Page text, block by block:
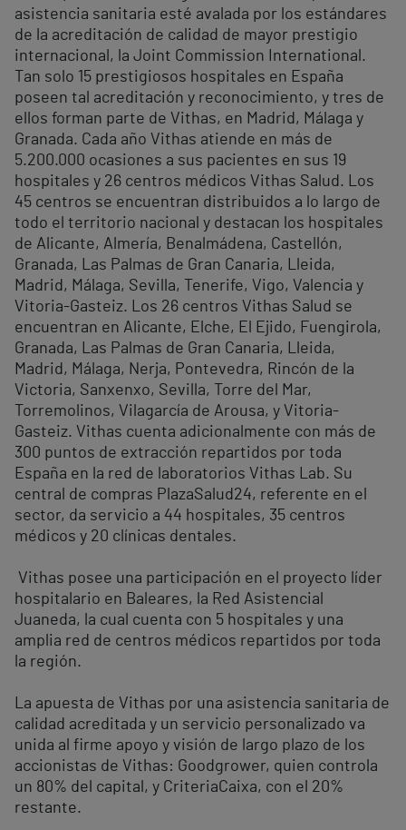
asistencia sanitaria esté avalada por los estándares
de la acreditación de calidad de mayor prestigio
internacional, la Joint Commission International.
Tan solo 15 prestigiosos hospitales en España
poseen tal acreditación y reconocimiento, y tres de
ellos forman parte de Vithas, en Madrid, Málaga y
Granada. Cada año Vithas atiende en más de
5.200.000 ocasiones a sus pacientes en sus 19
hospitales y 26 centros médicos Vithas Salud. Los
45 centros se encuentran distribuidos a lo largo de
todo el territorio nacional y destacan los hospitales
de Alicante, Almería, Benalmádena, Castellón,
Granada, Las Palmas de Gran Canaria, Lleida,
Madrid, Málaga, Sevilla, Tenerife, Vigo, Valencia y
Vitoria-Gasteiz. Los 26 centros Vithas Salud se
encuentran en Alicante, Elche, El Ejido, Fuengirola,
Granada, Las Palmas de Gran Canaria, Lleida,
Madrid, Málaga, Nerja, Pontevedra, Rincón de la
Victoria, Sanxenxo, Sevilla, Torre del Mar,
Torremolinos, Vilagarcía de Arousa, y Vitoria-
Gasteiz. Vithas cuenta adicionalmente con más de
300 puntos de extracción repartidos por toda
España en la red de laboratorios Vithas Lab. Su
central de compras PlazaSalud24, referente en el
sector, da servicio a 44 hospitales, 35 centros
médicos y 20 clínicas dentales.
Vithas posee una participación en el proyecto líder
hospitalario en Baleares, la Red Asistencial
Juaneda, la cual cuenta con 5 hospitales y una
amplia red de centros médicos repartidos por toda
la región.
La apuesta de Vithas por una asistencia sanitaria de
calidad acreditada y un servicio personalizado va
unida al firme apoyo y visión de largo plazo de los
accionistas de Vithas: Goodgrower, quien controla
un 80% del capital, y CriteriaCaixa, con el 20%
restante.